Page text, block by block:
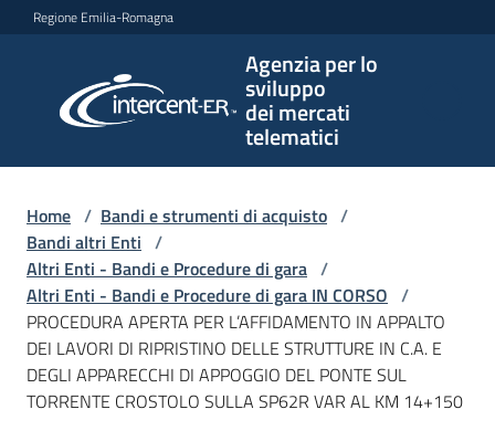
Vai al contenuto
Vai alla navigazione
Vai al footer
Regione Emilia-Romagna
Agenzia per lo
sviluppo
dei mercati
telematici
per lo
sviluppo
telematici
L'Agenzia
Bandi
Home / Bandi e strumenti di acquisto /
Bandi altri Enti /
Altri Enti - Bandi e Procedure di gara /
Altri Enti - Bandi e Procedure di gara IN CORSO /
PROCEDURA APERTA PER L’AFFIDAMENTO IN APPALTO
DEI LAVORI DI RIPRISTINO DELLE STRUTTURE IN C.A. E
DEGLI APPARECCHI DI APPOGGIO DEL PONTE SUL
TORRENTE CROSTOLO SULLA SP62R VAR AL KM 14+150